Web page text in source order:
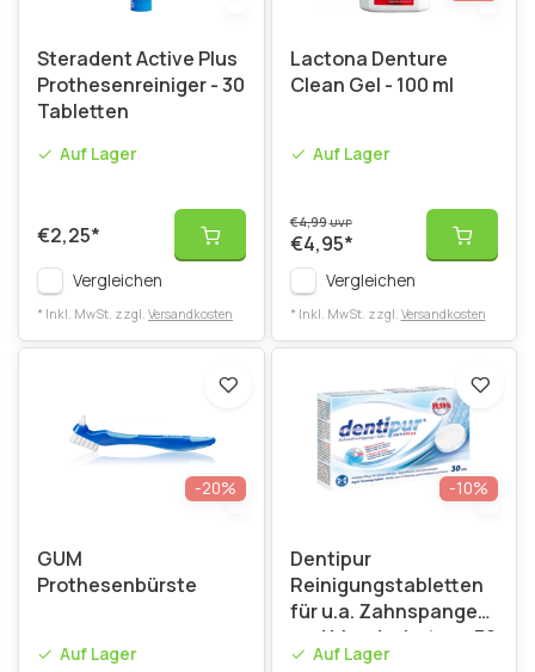
Steradent Active Plus
Prothesenreiniger - 30
Tabletten
Auf Lager
€2,25*
Vergleichen
* Inkl. MwSt. zzgl. Versandkosten
Lactona Denture
Clean Gel - 100 ml
Auf Lager
€4,99UVP
€4,95*
Vergleichen
* Inkl. MwSt. zzgl. Versandkosten
-20%
GUM
Prothesenbürste
Auf Lager
-10%
Dentipur
Reinigungstabletten
für u.a. Zahnspangen
und Mundschutze - 30
StückAuf Lager